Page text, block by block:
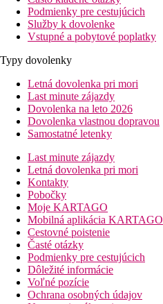
Podmienky pre cestujúcich
Služby k dovolenke
Vstupné a pobytové poplatky
Typy dovolenky
Letná dovolenka pri mori
Last minute zájazdy
Dovolenka na leto 2026
Dovolenka vlastnou dopravou
Samostatné letenky
Last minute zájazdy
Letná dovolenka pri mori
Kontakty
Pobočky
Moje KARTAGO
Mobilná aplikácia KARTAGO
Cestovné poistenie
Časté otázky
Podmienky pre cestujúcich
Dôležité informácie
Voľné pozície
Ochrana osobných údajov